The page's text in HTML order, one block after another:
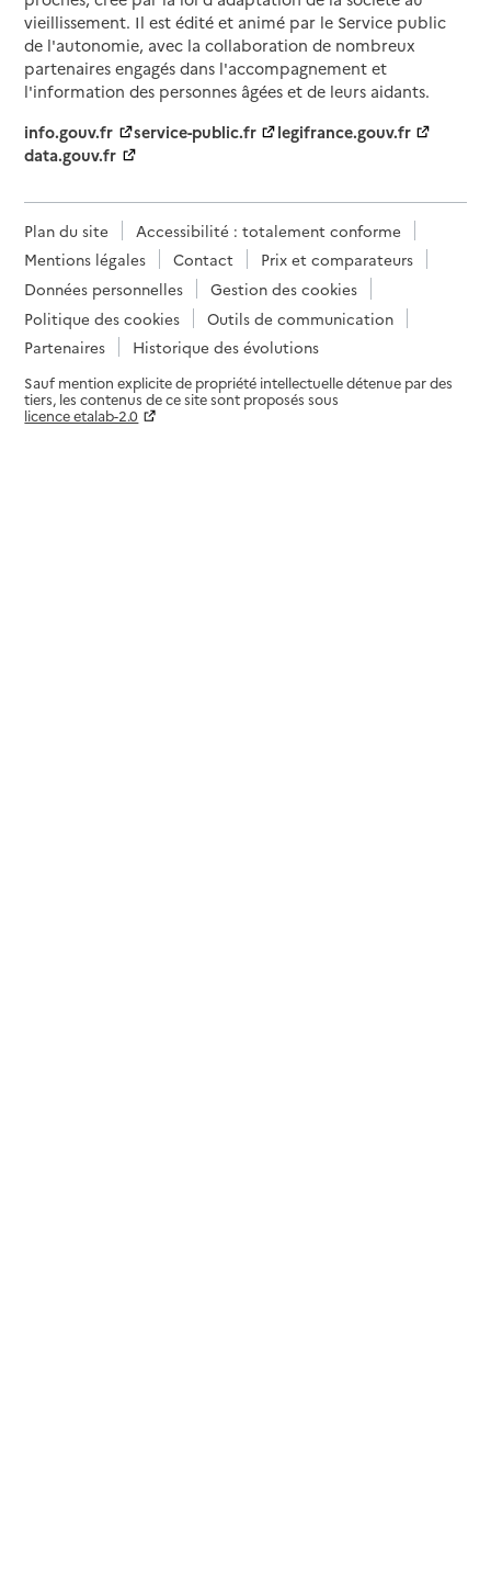
vieillissement. Il est édité et animé par le Service public
de l'autonomie, avec la collaboration de nombreux
partenaires engagés dans l'accompagnement et
l'information des personnes âgées et de leurs aidants.
info.gouv.fr
service-public.fr
legifrance.gouv.fr
data.gouv.fr
Plan du site
Accessibilité : totalement conforme
Mentions légales
Contact
Prix et comparateurs
Données personnelles
Gestion des cookies
Politique des cookies
Outils de communication
Partenaires
Historique des évolutions
Sauf mention explicite de propriété intellectuelle détenue par des
tiers, les contenus de ce site sont proposés sous
licence etalab-2.0